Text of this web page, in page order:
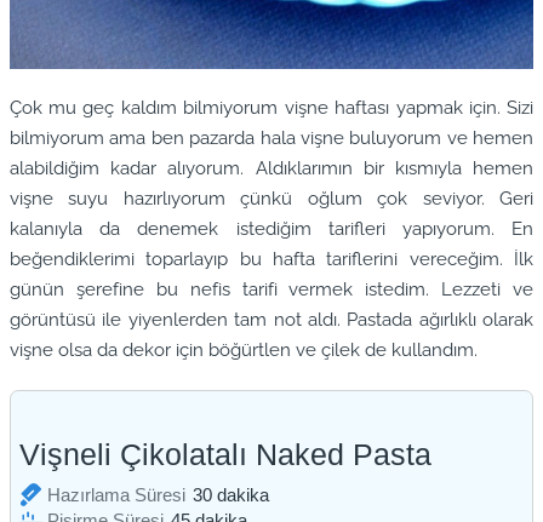
Çok mu geç kaldım bilmiyorum vişne haftası yapmak için. Sizi
bilmiyorum ama ben pazarda hala vişne buluyorum ve hemen
alabildiğim kadar alıyorum. Aldıklarımın bir kısmıyla hemen
vişne suyu hazırlıyorum çünkü oğlum çok seviyor. Geri
kalanıyla da denemek istediğim tarifleri yapıyorum. En
beğendiklerimi toparlayıp bu hafta tariflerini vereceğim. İlk
günün şerefine bu nefis tarifi vermek istedim. Lezzeti ve
görüntüsü ile yiyenlerden tam not aldı. Pastada ağırlıklı olarak
vişne olsa da dekor için böğürtlen ve çilek de kullandım.
Vişneli Çikolatalı Naked Pasta
Hazırlama Süresi 30dakika
dakika